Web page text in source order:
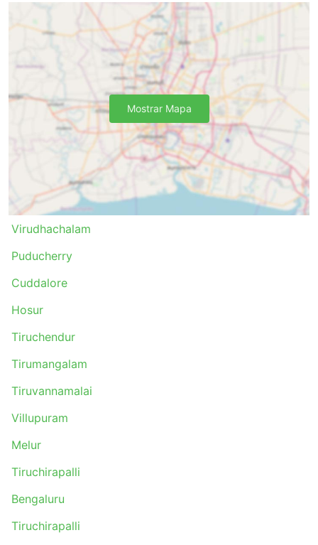
Virudhachalam
Puducherry
Cuddalore
Hosur
Tiruchendur
Tirumangalam
Tiruvannamalai
Villupuram
Melur
Tiruchirapalli
Bengaluru
Tiruchirapalli
Mostrar Mapa